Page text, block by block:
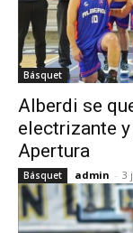
Básquet
Alberdi se
electrizante
Apertura
Básquet admin - 3